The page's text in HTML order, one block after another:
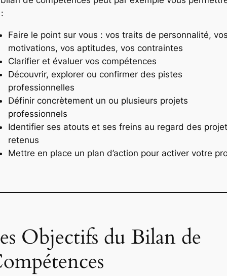
Faire le point sur vous : vos traits de personnalité,
motivations, vos aptitudes, vos contraintes
Clarifier et évaluer vos compétences
Découvrir, explorer ou confirmer des pistes
professionnelles
Définir concrètement un ou plusieurs projets
professionnels
Identifier ses atouts et ses freins au regard des
retenus
Mettre en place un plan d’action pour activer votre
Objectifs du Bilan de